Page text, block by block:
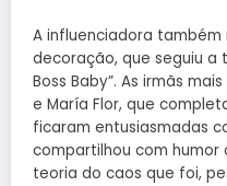
A influenciadora
decoração, que seguiu a
Boss Baby”. As irmãs
e María Flor, que
ficaram entusiasmadas
compartilhou com humor
teoria do caos que foi,